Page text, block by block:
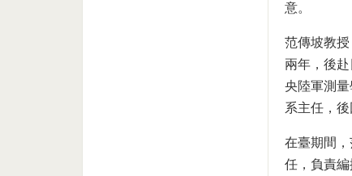
意。
范傳坡教
兩年，後
央陸軍測
系主任，後
在臺期間
任，負責